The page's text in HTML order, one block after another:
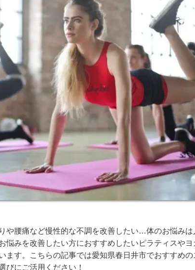
や腰痛など慢性的な不調を改善したい…体のお悩みは
悩みを改善したい方におすすめしたいピラティスやヨ
ます。こちらの記事では愛知県春日井市でおすすめの
びにご活用ください！